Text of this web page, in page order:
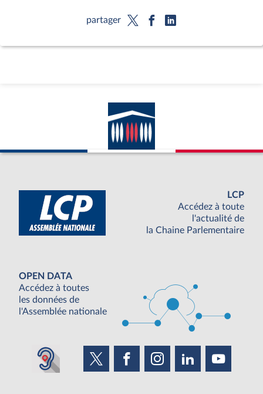
partager
LCP
Accédez à toute
l'actualité de
la Chaine Parlementaire
OPEN DATA
Accédez à toutes
les données de
l'Assemblée nationale